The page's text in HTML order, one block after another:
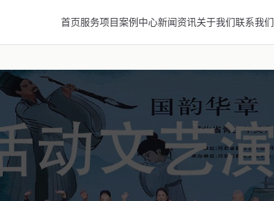
首页服务项目案例中心新闻资讯关于我们联系我们